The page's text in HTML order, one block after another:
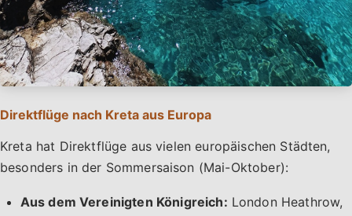
Direktflüge nach Kreta aus Europa
Kreta hat Direktflüge aus vielen europäischen Städten,
besonders in der Sommersaison (Mai-Oktober):
Aus dem Vereinigten Königreich: London Heathrow,